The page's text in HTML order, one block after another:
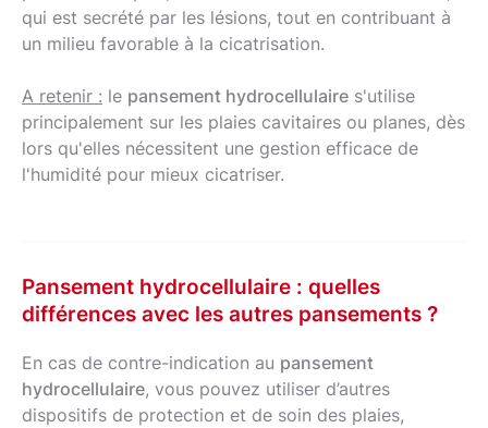
qui est secrété par les lésions, tout en contribuant à
un milieu favorable à la cicatrisation.
A retenir : le pansement hydrocellulaire s'utilise
principalement sur les plaies cavitaires ou planes, dès
lors qu'elles nécessitent une gestion efficace de
l'humidité pour mieux cicatriser.
Pansement hydrocellulaire : quelles
différences avec les autres pansements ?
En cas de contre-indication au pansement
hydrocellulaire, vous pouvez utiliser d’autres
dispositifs de protection et de soin des plaies,